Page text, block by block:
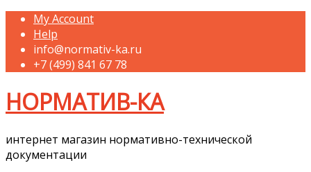
My Account
Help
info@normativ-ka.ru
+7 (499) 841 67 78
НОРМАТИВ-КА
интернет магазин нормативно-технической
документации